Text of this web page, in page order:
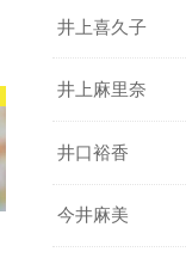
井上喜久子
井上麻里奈
井口裕香
今井麻美